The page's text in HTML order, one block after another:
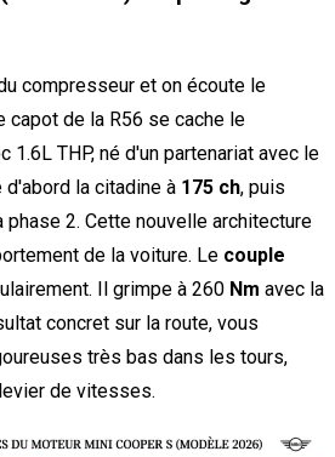
compresseur et on écoute le
capot de la R56 se cache le
THP, né d'un partenariat avec le
la citadine à 175 ch, puis
phase 2. Cette nouvelle architecture
de la voiture. Le couple
Il grimpe à 260 Nm avec la
concret sur la route, vous
très bas dans les tours,
de vitesses.